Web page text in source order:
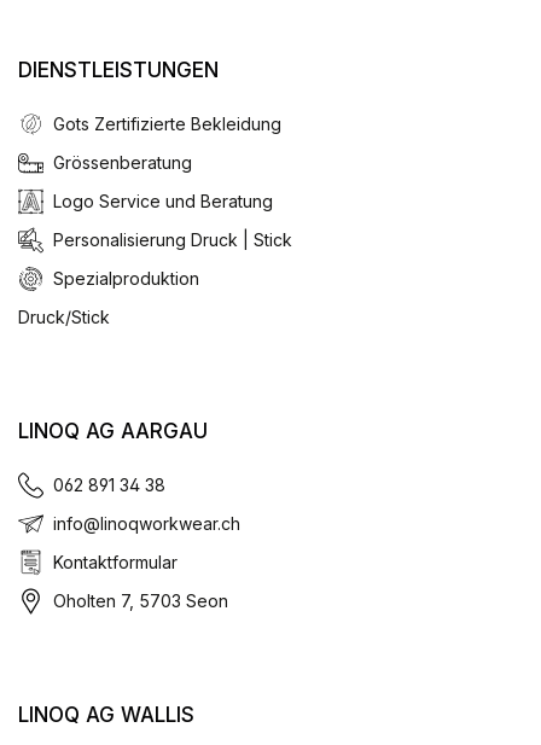
DIENSTLEISTUNGEN
Gots Zertifizierte Bekleidung
Grössenberatung
Logo Service und Beratung
Personalisierung Druck | Stick
Spezialproduktion
Druck/Stick
LINOQ AG AARGAU
062 891 34 38
info@linoqworkwear.ch
Kontaktformular
Oholten 7, 5703 Seon
LINOQ AG WALLIS